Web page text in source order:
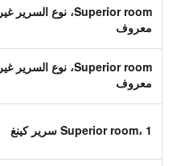
Superior room، نوع السرير غير
معروف
Superior room، نوع السرير غير
معروف
Superior room، 1 سرير كينغ